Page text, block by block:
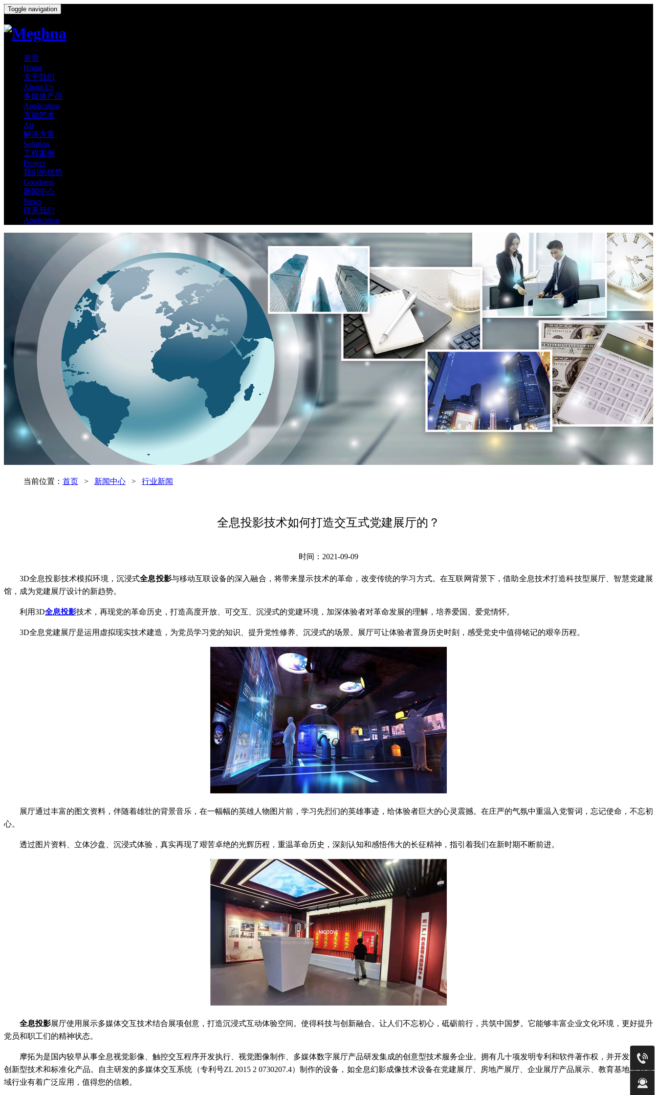
Toggle navigation
首页
Home
关于我们
About Us
多媒体产品
Application
互动艺术
Art
解决方案
Solution
工程案例
Project
我们的优势
Goodness
新闻中心
News
联系我们
Application
当前位置： 首页 > 新闻中心> 行业新闻
全息投影技术如何打造交互式党建展厅的？
时间：2021-09-09
3D全息投影技术模拟环境，沉浸式全息投影与移动互联设备的深入融合，将带来显示技术的革命，改变传统的学习方式。在互联网背景下，借助全息技术打造科技型展厅、智慧党建展
馆，成为党建展厅设计的新趋势。
利用3D全息投影技术，再现党的革命历史，打造高度开放、可交互、沉浸式的党建环境，加深体验者对革命发展的理解，培养爱国、爱党情怀。
3D全息党建展厅是运用虚拟现实技术建造，为党员学习党的知识、提升党性修养、沉浸式的场景。展厅可让体验者置身历史时刻，感受党史中值得铭记的艰辛历程。
展厅通过丰富的图文资料，伴随着雄壮的背景音乐，在一幅幅的英雄人物图片前，学习先烈们的英雄事迹，给体验者巨大的心灵震撼。在庄严的气氛中重温入党誓词，忘记使命，不忘初
心。
透过图片资料、立体沙盘、沉浸式体验，真实再现了艰苦卓绝的光辉历程，重温革命历史，深刻认知和感悟伟大的长征精神，指引着我们在新时期不断前进。
全息投影展厅使用展示多媒体交互技术结合展项创意，打造沉浸式互动体验空间。使得科技与创新融合。让人们不忘初心，砥砺前行，共筑中国梦。它能够丰富企业文化环境，更好提升
党员和职工们的精神状态。
摩拓为是国内较早从事全息视觉影像、触控交互程序开发执行、视觉图像制作、多媒体数字展厅产品研发集成的创意型技术服务企业。拥有几十项发明专利和软件著作权，并开发出多项
创新型技术和标准化产品。自主研发的多媒体交互系统（专利号ZL 2015 2 0730207.4）制作的设备，如全息幻影成像技术设备在党建展厅、房地产展厅、企业展厅产品展示、教育基地等多领
域行业有着广泛应用，值得您的信赖。